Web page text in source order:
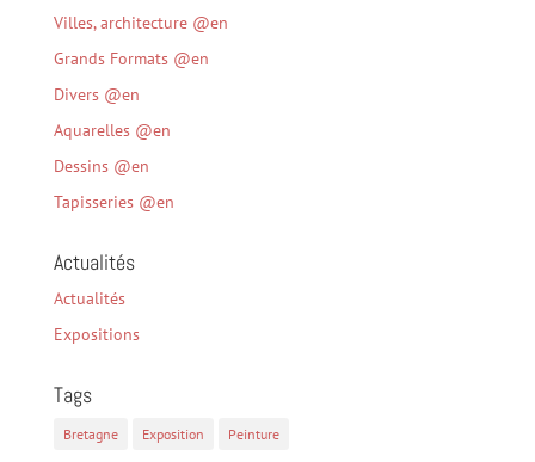
Villes, architecture @en
Grands Formats @en
Divers @en
Aquarelles @en
Dessins @en
Tapisseries @en
Actualités
Actualités
Expositions
Tags
Bretagne Exposition Peinture